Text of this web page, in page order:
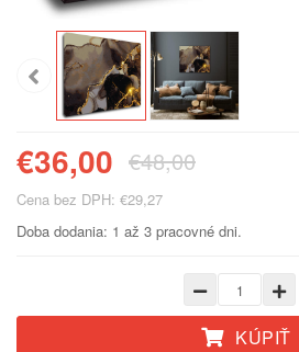
€36,00 €48,00
Cena bez DPH: €29,27
Doba dodania: 1 až 3 pracovné dni.
KÚPIŤ